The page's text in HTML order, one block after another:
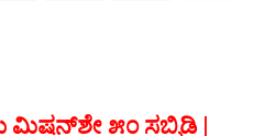
ಮಿಷನ್‌ಶೇ ೫೦ ಸಬ್ಸಿಡಿ |